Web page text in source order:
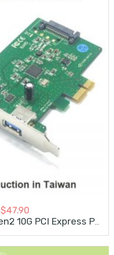
$47.90
USB-C USB-A USB 3.1 Gen2 10G PCI Express PCIe Card